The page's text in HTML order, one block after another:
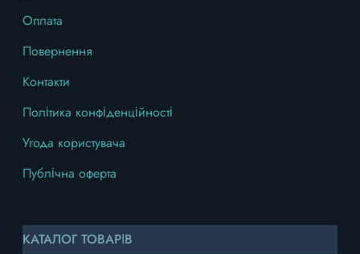
Оплата
Повернення
Контакти
Політика конфіденційності
Угода користувача
Публічна оферта
КАТАЛОГ ТОВАРІВ